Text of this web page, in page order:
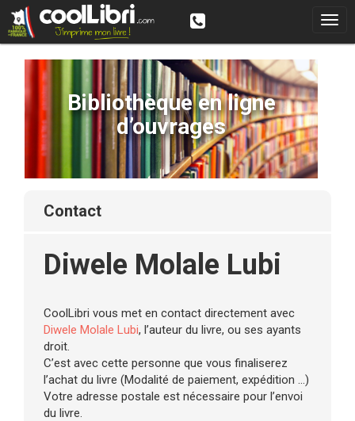
Bibliothèque en ligne
d’ouvrages
contact
Diwele Molale Lubi
CoolLibri vous met en contact directement avec
Diwele Molale Lubi, l’auteur du livre, ou ses ayants
droit.
C’est avec cette personne que vous finaliserez
l’achat du livre (Modalité de paiement, expédition ...)
Votre adresse postale est nécessaire pour l’envoi
du livre.